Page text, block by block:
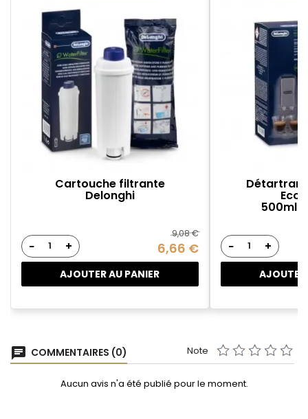
Cartouche filtrante
Delonghi
− +
9,08 €
6,66 €
AJOUTER AU PANIER
500ml -
− +
AJOUTER
chat COMMENTAIRES (0) Note
Aucun avis n'a été publié pour le moment.